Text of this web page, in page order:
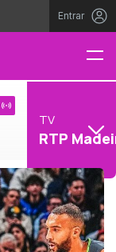
Entrar
TV
RTP